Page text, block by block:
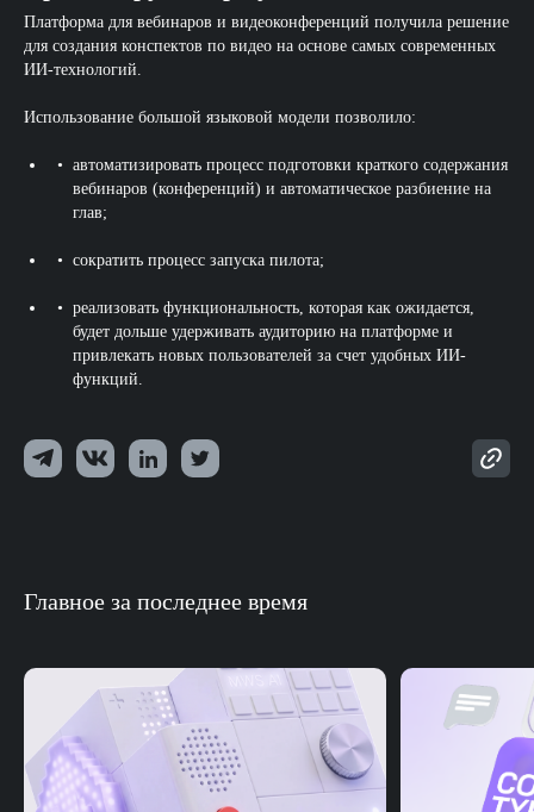
Платформа для вебинаров и видеоконференций получила решение
для создания конспектов по видео на основе самых современных
ИИ-технологий.
Использование большой языковой модели позволило:
автоматизировать процесс подготовки краткого содержания
вебинаров (конференций) и автоматическое разбиение на
глав;
сократить процесс запуска пилота;
реализовать функциональность, которая как ожидается,
будет дольше удерживать аудиторию на платформе и
привлекать новых пользователей за счет удобных ИИ-
функций.
Главное за последнее время